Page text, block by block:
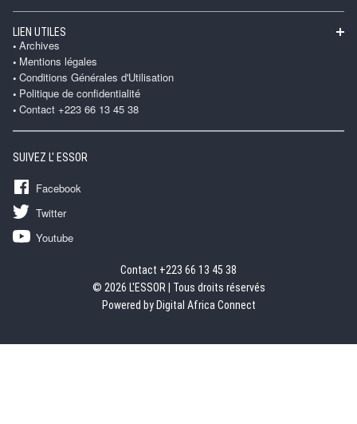
LIEN UTILES
Archives
Mentions légales
Conditions Générales d'Utilisation
Politique de confidentialité
Contact +223 66 13 45 38
SUIVEZ L' ESSOR
Facebook
Twitter
Youtube
Contact +223 66 13 45 38
© 2026 L'ESSOR | Tous droits réservés
Powered by Digital Africa Connect